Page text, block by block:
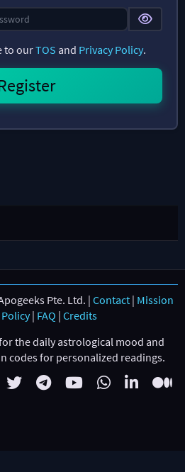
to ourTOS and Privacy Policy.
Pte. Ltd. | Contact | Mission
| FAQ | Credits
the daily astrological mood and
codes for personalized readings.